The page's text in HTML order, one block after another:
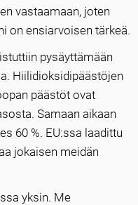
vastaamaan, joten
on ensiarvoisen tärkeä.
pysäyttämään
Hiilidioksidipäästöjen
päästöt ovat
Samaan aikaan
60 %. EU:ssa laadittu
jokaisen meidän
yksin. Me